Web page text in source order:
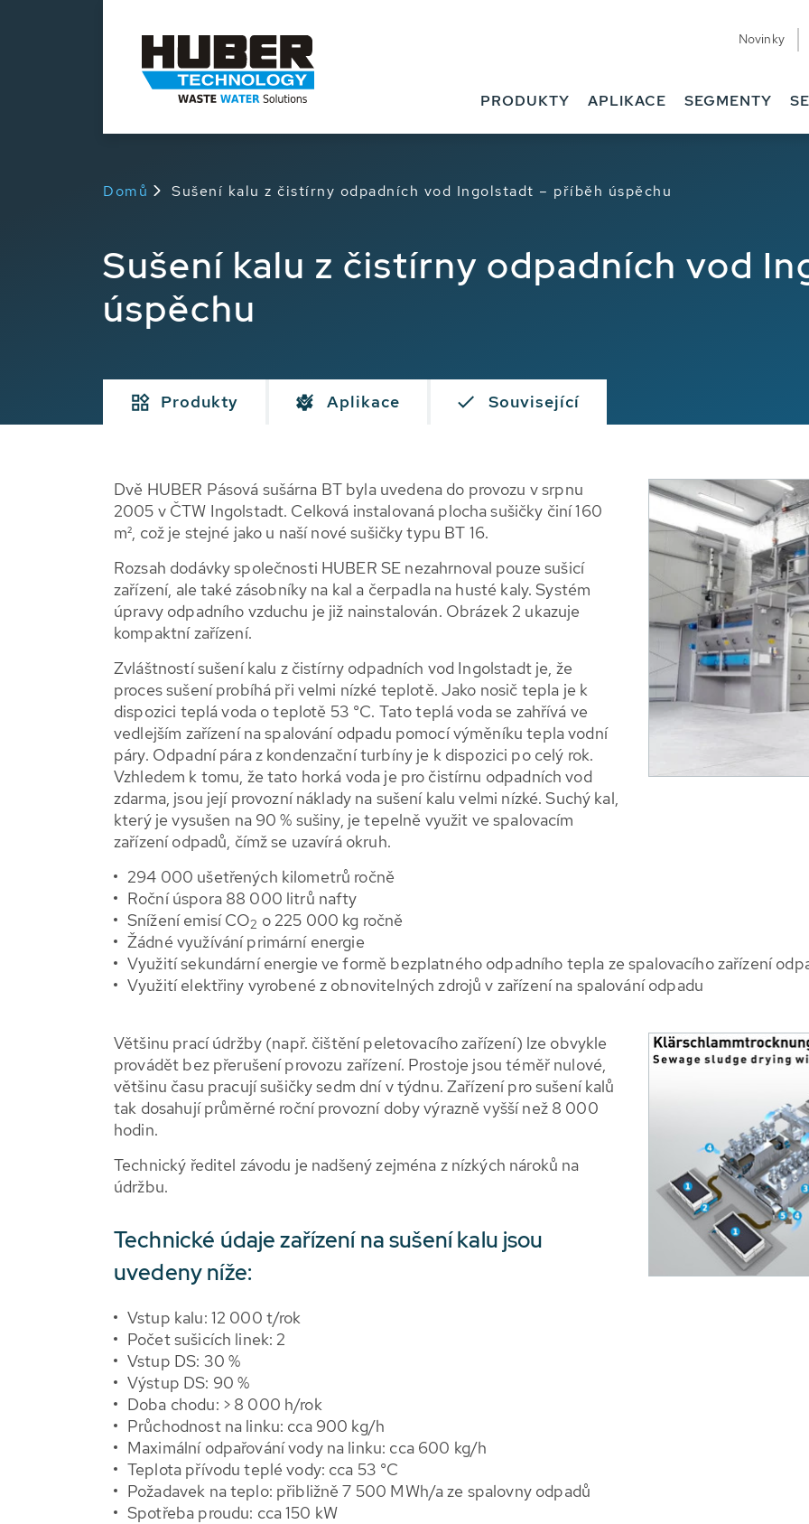
Novinky
PRODUKTY APLIKACE SEGMENTY
Domů Sušení kalu z čistírny odpadních vod Ingolstadt – příběh úspěchu
Sušení kalu z čistírny odpadních vod
úspěchu
Produkty Aplikace Související
Dvě HUBER Pásová sušárna BT byla uvedena do provozu v srpnu
2005 v ČTW Ingolstadt. Celková instalovaná plocha sušičky činí 160
m², což je stejné jako u naší nové sušičky typu BT 16.
Rozsah dodávky společnosti HUBER SE nezahrnoval pouze sušicí
zařízení, ale také zásobníky na kal a čerpadla na husté kaly. Systém
úpravy odpadního vzduchu je již nainstalován. Obrázek 2 ukazuje
kompaktní zařízení.
Zvláštností sušení kalu z čistírny odpadních vod Ingolstadt je, že
proces sušení probíhá při velmi nízké teplotě. Jako nosič tepla je k
dispozici teplá voda o teplotě 53 °C. Tato teplá voda se zahřívá ve
vedlejším zařízení na spalování odpadu pomocí výměníku tepla vodní
páry. Odpadní pára z kondenzační turbíny je k dispozici po celý rok.
Vzhledem k tomu, že tato horká voda je pro čistírnu odpadních vod
zdarma, jsou její provozní náklady na sušení kalu velmi nízké. Suchý kal,
který je vysušen na 90 % sušiny, je tepelně využit ve spalovacím
zařízení odpadů, čímž se uzavírá okruh.
294 000 ušetřených kilometrů ročně
Roční úspora 88 000 litrů nafty
Snížení emisí CO2 o 225 000 kg ročně
Žádné využívání primární energie
Využití sekundární energie ve formě bezplatného odpadního tepla ze spalovacího zařízení
Využití elektřiny vyrobené z obnovitelných zdrojů v zařízení na spalování odpadu
Většinu prací údržby (např. čištění peletovacího zařízení) lze obvykle
provádět bez přerušení provozu zařízení. Prostoje jsou téměř nulové,
většinu času pracují sušičky sedm dní v týdnu. Zařízení pro sušení kalů
tak dosahují průměrné roční provozní doby výrazně vyšší než 8 000
hodin.
Technický ředitel závodu je nadšený zejména z nízkých nároků na
údržbu.
Technické údaje zařízení na sušení kalu jsou
uvedeny níže:
Vstup kalu: 12 000 t/rok
Počet sušicích linek: 2
Vstup DS: 30 %
Výstup DS: 90 %
Doba chodu: > 8 000 h/rok
Průchodnost na linku: cca 900 kg/h
Maximální odpařování vody na linku: cca 600 kg/h
Teplota přívodu teplé vody: cca 53 °C
Požadavek na teplo: přibližně 7 500 MWh/a ze spalovny odpadů
Spotřeba proudu: cca 150 kW